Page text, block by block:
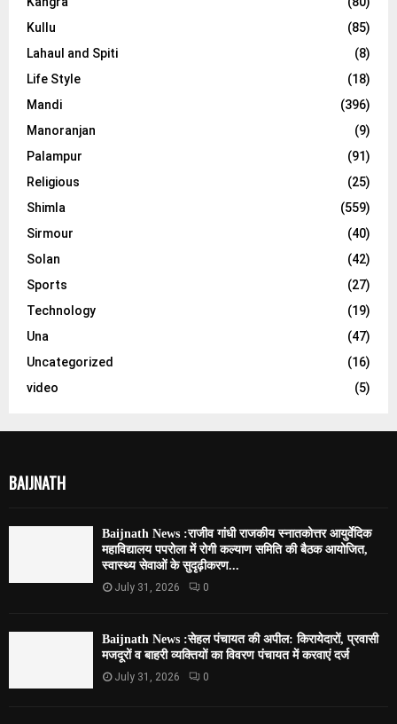
Kullu
(85)
Lahaul and Spiti
(8)
Life Style
(18)
Mandi
(396)
Manoranjan
(9)
Palampur
(91)
Religious
(25)
Shimla
(559)
Sirmour
(40)
Solan
(42)
Sports
(27)
Technology
(19)
Una
(47)
Uncategorized
(16)
video
(5)
BAIJNATH
Baijnath News :राजीव गांधी राजकीय स्नातकोत्तर आयुर्वेदिक
महाविद्यालय पपरोला में रोगी कल्याण समिति की बैठक आयोजित,
स्वास्थ्य सेवाओं के सुदृढ़ीकरण...
July 31, 2026 0
Baijnath News :सेहल पंचायत की अपील: किरायेदारों, प्रवासी
मजदूरों व बाहरी व्यक्तियों का विवरण पंचायत में करवाएं दर्ज
July 31, 2026 0